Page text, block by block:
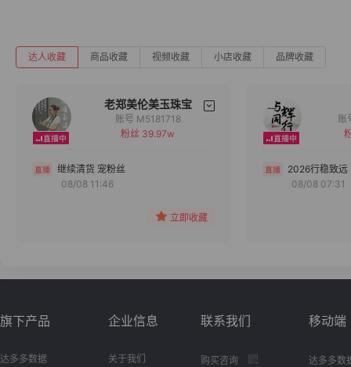
达人收藏 商品收藏 视频收藏 小店收藏 品牌收藏
老郑美伦美玉珠宝
备注
账号 M5181718
粉丝 39.97w
继续清货 宠粉丝
08/08 11:46
立即收藏
2026行稳致远
08/08 07:31
旗下产品
达多多数据
企业信息
关于我们
联系我们
购买咨询
移动端
达多多数